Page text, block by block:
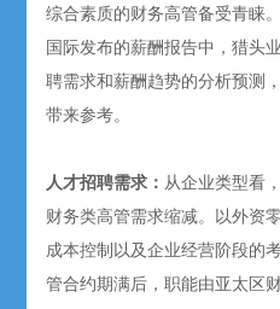
综合素质的财务高管备受青睐
国际发布的薪酬报告中，猎头
聘需求和薪酬趋势的分析预测
带来参考。
人才招聘需求： 从企业类型看
财务类高管需求缩减。以外资
成本控制以及企业经营阶段的
管合约期满后，职能由亚太区